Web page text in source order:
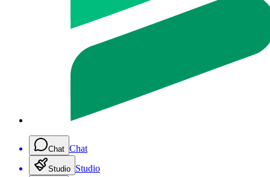
Chat Chat
Studio Studio